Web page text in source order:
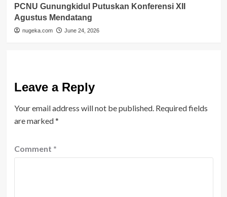
PCNU Gunungkidul Putuskan Konferensi XII
Agustus Mendatang
nugeka.com June 24, 2026
Leave a Reply
Your email address will not be published. Required fields
are marked*
Comment *